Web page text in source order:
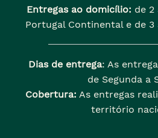
Entregas ao domicílio: de 2
Portugal Continental e de 3
Dias de entrega: As
de Segunda a
Cobertura: As entregas
território